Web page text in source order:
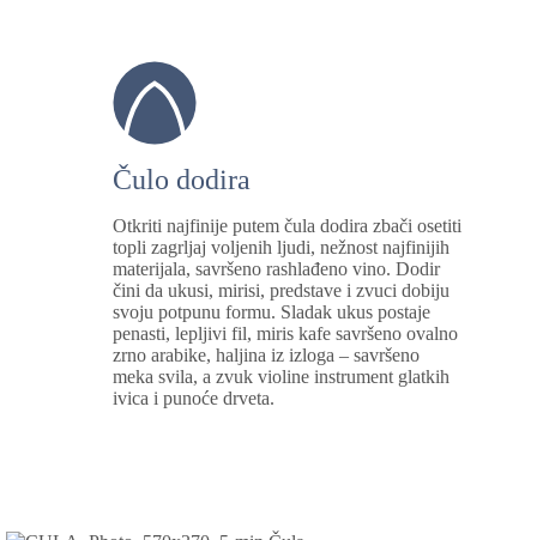
Čulo dodira
Otkriti najfinije putem čula dodira zbači osetiti
topli zagrljaj voljenih ljudi, nežnost najfinijih
materijala, savršeno rashlađeno vino. Dodir
čini da ukusi, mirisi, predstave i zvuci dobiju
svoju potpunu formu. Sladak ukus postaje
penasti, lepljivi fil, miris kafe savršeno ovalno
zrno arabike, haljina iz izloga – savršeno
meka svila, a zvuk violine instrument glatkih
ivica i punoće drveta.